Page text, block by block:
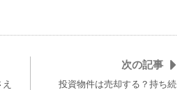
次の記事
投資物件は売却する？持ち続